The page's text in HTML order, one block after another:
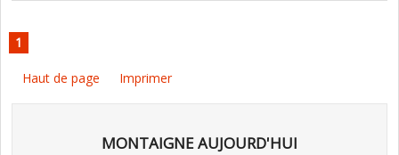
1
Haut de page Imprimer
MONTAIGNE AUJOURD'HUI